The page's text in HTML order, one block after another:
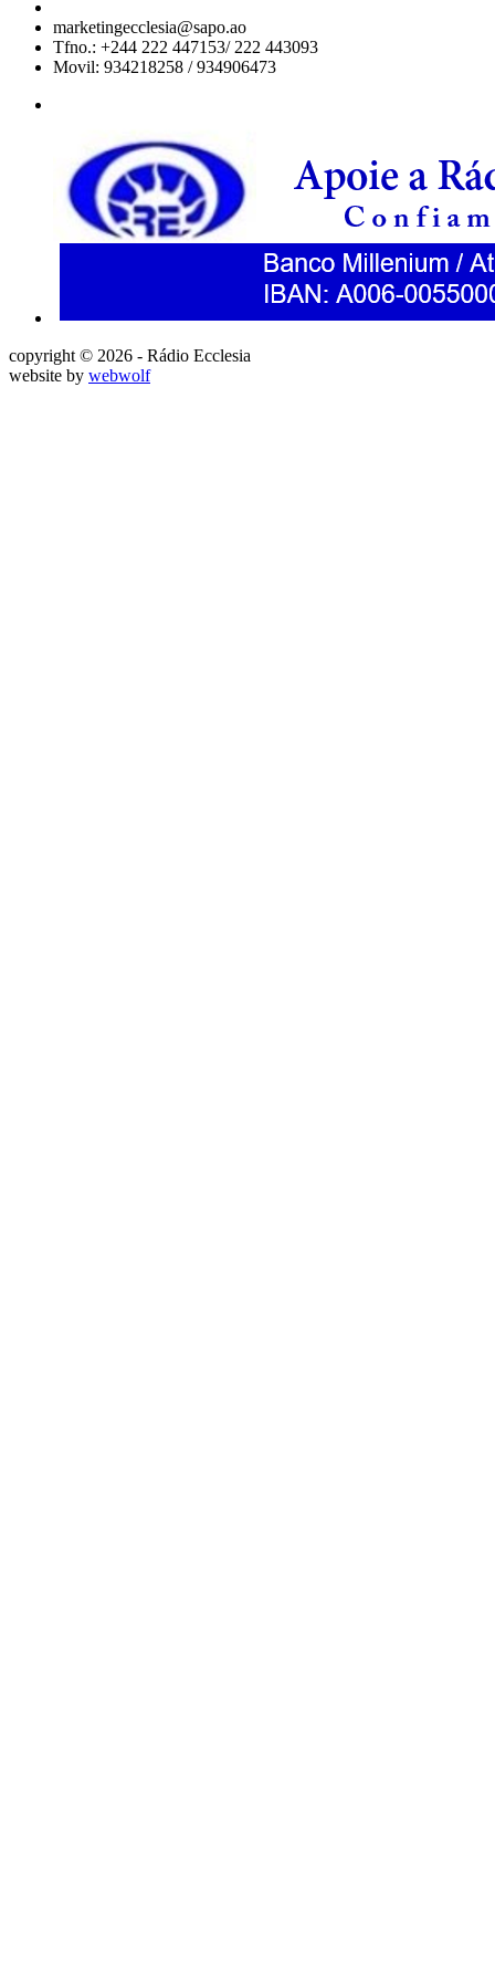
marketingecclesia@sapo.ao
Tfno.: +244 222 447153/ 222 443093
Movil: 934218258 / 934906473
copyright © 2026 - Rádio Ecclesia
website by webwolf